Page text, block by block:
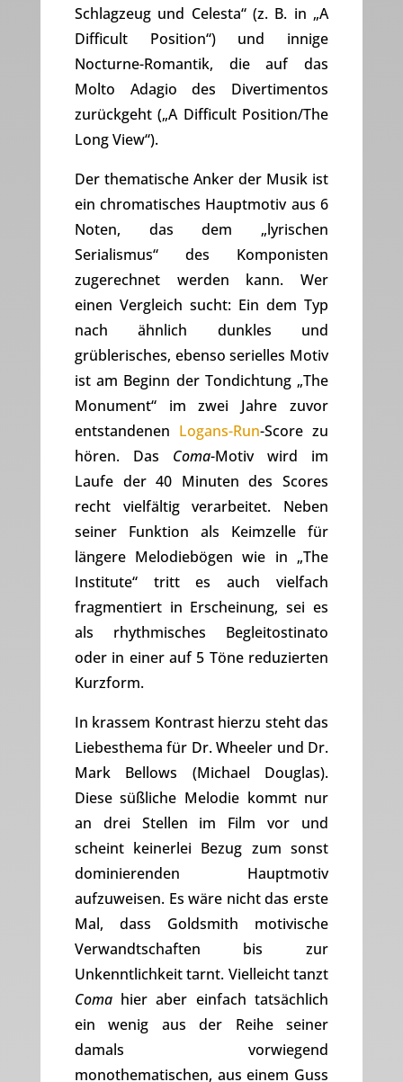
Schlagzeug und Celesta“ (z. B. in „A
Difficult Position“) und innige
Nocturne-Romantik, die auf das
Molto Adagio des Divertimentos
zurückgeht („A Difficult Position/The
Long View“).
Der thematische Anker der Musik ist
ein chromatisches Hauptmotiv aus 6
Noten, das dem „lyrischen
Serialismus“ des Komponisten
zugerechnet werden kann. Wer
einen Vergleich sucht: Ein dem Typ
nach ähnlich dunkles und
grüblerisches, ebenso serielles Motiv
ist am Beginn der Tondichtung „The
Monument“ im zwei Jahre zuvor
entstandenen Logans-Run-Score zu
hören. Das Coma-Motiv wird im
Laufe der 40 Minuten des Scores
recht vielfältig verarbeitet. Neben
seiner Funktion als Keimzelle für
längere Melodiebögen wie in „The
Institute“ tritt es auch vielfach
fragmentiert in Erscheinung, sei es
als rhythmisches Begleitostinato
oder in einer auf 5 Töne reduzierten
Kurzform.
In krassem Kontrast hierzu steht das
Liebesthema für Dr. Wheeler und Dr.
Mark Bellows (Michael Douglas).
Diese süßliche Melodie kommt nur
an drei Stellen im Film vor und
scheint keinerlei Bezug zum sonst
dominierenden Hauptmotiv
aufzuweisen. Es wäre nicht das erste
Mal, dass Goldsmith motivische
Verwandtschaften bis zur
Unkenntlichkeit tarnt. Vielleicht tanzt
Comahier aber einfach tatsächlich
ein wenig aus der Reihe seiner
damals vorwiegend
monothematischen, aus einem Guss